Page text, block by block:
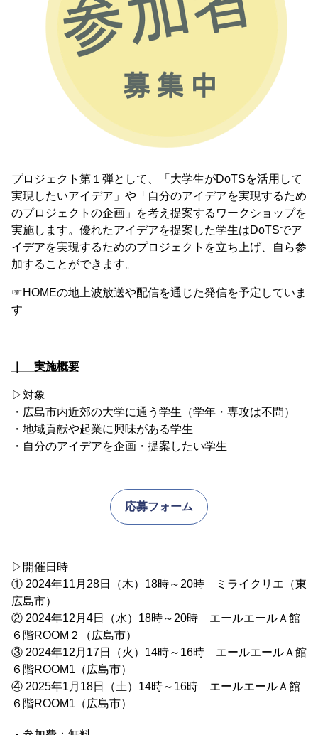
プロジェクト第１弾として、「大学生がDoTSを活用して
実現したいアイデア」や「自分のアイデアを実現するため
のプロジェクトの企画」を考え提案するワークショップを
実施します。優れたアイデアを提案した学生はDoTSでア
イデアを実現するためのプロジェクトを立ち上げ、自ら参
加することができます。
☞HOMEの地上波放送や配信を通じた発信を予定していま
す
｜ 実施概要
▷対象
・広島市内近郊の大学に通う学生（学年・専攻は不問）
・地域貢献や起業に興味がある学生
・自分のアイデアを企画・提案したい学生
応募フォーム
▷開催日時
① 2024年11月28日（木）18時～20時 ミライクリエ（東
広島市）
② 2024年12月4日（水）18時～20時 エールエールＡ館
６階ROOM２（広島市）
③ 2024年12月17日（火）14時～16時 エールエールＡ館
６階ROOM1（広島市）
④ 2025年1月18日（土）14時～16時 エールエールＡ館
６階ROOM1（広島市）